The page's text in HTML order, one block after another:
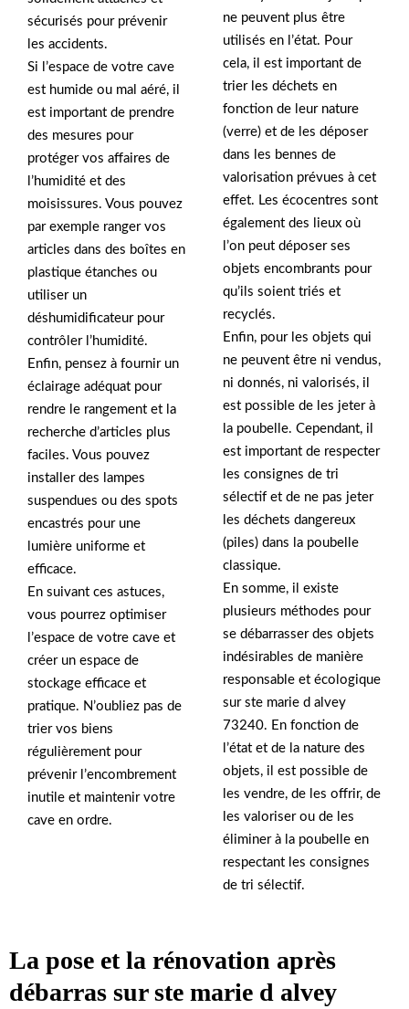
sécurisés pour prévenir
les accidents.
Si l’espace de votre cave
est humide ou mal aéré, il
est important de prendre
des mesures pour
protéger vos affaires de
l’humidité et des
moisissures. Vous pouvez
par exemple ranger vos
articles dans des boîtes en
plastique étanches ou
utiliser un
déshumidificateur pour
contrôler l’humidité.
Enfin, pensez à fournir un
éclairage adéquat pour
rendre le rangement et la
recherche d’articles plus
faciles. Vous pouvez
installer des lampes
suspendues ou des spots
encastrés pour une
lumière uniforme et
efficace.
En suivant ces astuces,
vous pourrez optimiser
l’espace de votre cave et
créer un espace de
stockage efficace et
pratique. N’oubliez pas de
trier vos biens
régulièrement pour
prévenir l’encombrement
inutile et maintenir votre
cave en ordre.
ne peuvent plus être
utilisés en l’état. Pour
cela, il est important de
trier les déchets en
fonction de leur nature
(verre) et de les déposer
dans les bennes de
valorisation prévues à cet
effet. Les écocentres sont
également des lieux où
l’on peut déposer ses
objets encombrants pour
qu’ils soient triés et
recyclés.
Enfin, pour les objets qui
ne peuvent être ni vendus,
ni donnés, ni valorisés, il
est possible de les jeter à
la poubelle. Cependant, il
est important de respecter
les consignes de tri
sélectif et de ne pas jeter
les déchets dangereux
(piles) dans la poubelle
classique.
En somme, il existe
plusieurs méthodes pour
se débarrasser des objets
indésirables de manière
responsable et écologique
sur ste marie d alvey
73240. En fonction de
l’état et de la nature des
objets, il est possible de
les vendre, de les offrir, de
les valoriser ou de les
éliminer à la poubelle en
respectant les consignes
de tri sélectif.
La pose et la rénovation après
débarras sur ste marie d alvey